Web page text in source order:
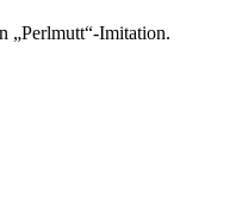
„Perlmutt“-Imitation.